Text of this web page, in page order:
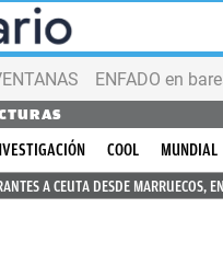
ENFADO en
COOL
MUNDIAL
A CEUTA DESDE MARRUECOS,